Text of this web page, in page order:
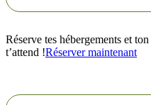
Réserve tes hébergements et
t’attend !Réserver maintenant